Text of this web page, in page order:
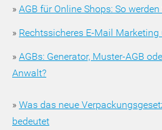
» AGB für Online Shops: So
» Rechtssicheres E-Mail Marketing
» AGBs: Generator, Muster-AGB
Anwalt?
» Was das neue
bedeutet